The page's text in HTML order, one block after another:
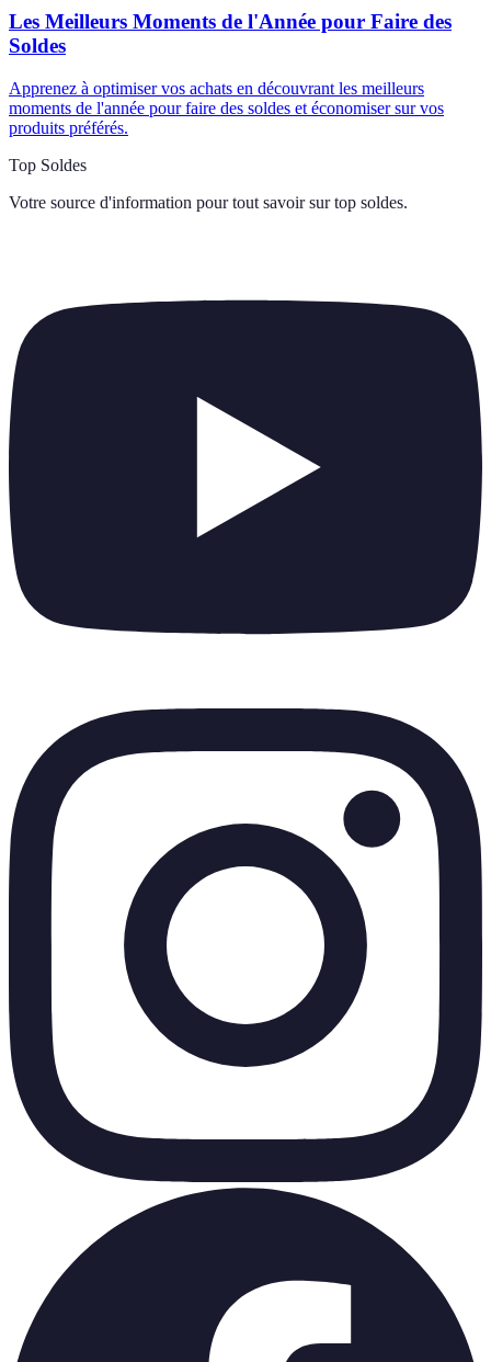
Les Meilleurs Moments de l'Année pour Faire des
Soldes
Apprenez à optimiser vos achats en découvrant les meilleurs
moments de l'année pour faire des soldes et économiser sur vos
produits préférés.
Top Soldes
Votre source d'information pour tout savoir sur top soldes.